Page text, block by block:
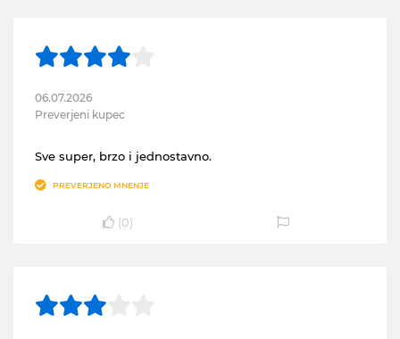
06.07.2026
Preverjeni kupec
Sve super, brzo i jednostavno.
PREVERJENO MNENJE
(0)